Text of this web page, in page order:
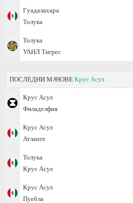
Гуадалахара
Толука
Толука
УАНЛ Тигрес
ПОСЛЕДНИ МАЧОВЕ Крус Асул
Крус Асул
Филаделфия
Крус Асул
Атланте
Толука
Крус Асул
Крус Асул
Пуебла